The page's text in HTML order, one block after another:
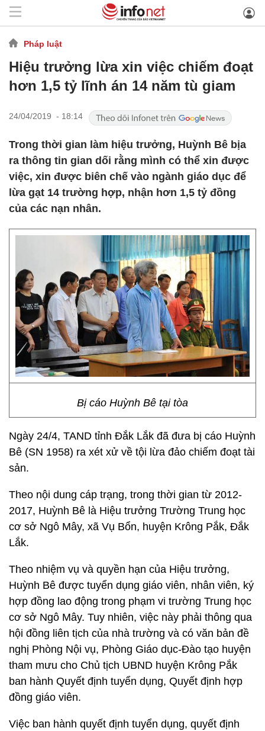
Pháp luật
Hiệu trưởng lừa xin việc chiếm đoạt
hơn 1,5 tỷ lĩnh án 14 năm tù giam
24/04/2019 - 18:14
Trong thời gian làm hiệu trưởng, Huỳnh Bê bịa
ra thông tin gian dối rằng mình có thể xin được
việc, xin được biên chế vào ngành giáo dục để
lừa gạt 14 trường hợp, nhận hơn 1,5 tỷ đồng
của các nạn nhân.
Bị cáo Huỳnh Bê tại tòa
Ngày 24/4, TAND tỉnh Đắk Lắk đã đưa bị cáo Huỳnh
Bê (SN 1958) ra xét xử về tội lừa đảo chiếm đoạt tài
sản.
Theo nội dung cáp trạng, trong thời gian từ 2012-
2017, Huỳnh Bê là Hiệu trưởng Trường Trung học
cơ sở Ngô Mây, xã Vụ Bổn, huyện Krông Pắk, Đắk
Lắk.
Theo nhiệm vụ và quyền hạn của Hiệu trưởng,
Huỳnh Bê được tuyển dụng giáo viên, nhân viên, ký
hợp đồng lao động trong phạm vi trường Trung học
cơ sở Ngô Mây. Tuy nhiên, việc này phải thông qua
hội đồng liên tịch của nhà trường và có văn bản đề
nghị Phòng Nội vụ, Phòng Giáo dục-Đào tạo huyện
tham mưu cho Chủ tịch UBND huyện Krông Pắk
ban hành Quyết định tuyển dụng, Quyết định hợp
đồng giáo viên.
Việc ban hành quyết định tuyển dụng, quyết định